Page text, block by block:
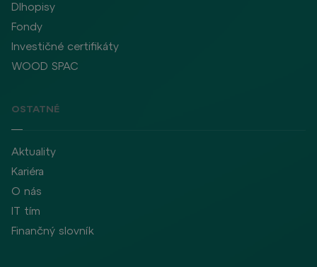
Dlhopisy
Fondy
Investičné certifikáty
WOOD SPAC
OSTATNÉ
Aktuality
Kariéra
O nás
IT tím
Finančný slovník